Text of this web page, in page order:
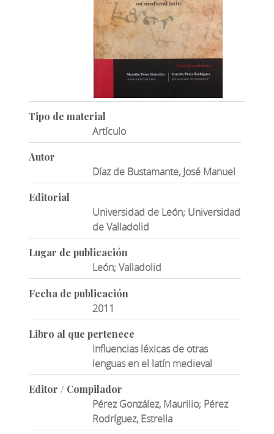
Tipo de material
Artículo
Autor
Díaz de Bustamante, José Manuel
Editorial
Universidad de León; Universidad
de Valladolid
Lugar de publicación
León; Valladolid
Fecha de publicación
2011
Libro al que pertenece
Influencias léxicas de otras
lenguas en el latín medieval
Editor / Compilador
Pérez González, Maurilio; Pérez
Rodríguez, Estrella